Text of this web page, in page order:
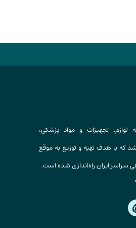
تجهیزات و مواد پزشکی،
که با هدف تهیه و توزیع به موقع
سراسر ایران راه‌اندازی شده است.